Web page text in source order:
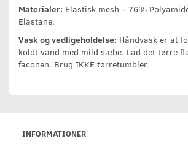
Materialer: Elastisk mesh - 76%
Elastane.
Vask og vedligeholdelse: Håndvask er at
koldt vand med mild sæbe. Lad det tørre
faconen. Brug IKKE tørretumbler.
INFORMATIONER